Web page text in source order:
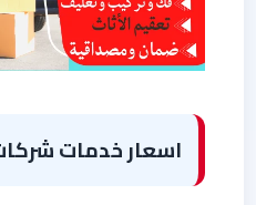
اسعار خدمات